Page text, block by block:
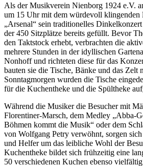
Als der Musikverein Nienborg 1924 e.V.
um 15 Uhr mit dem würdevoll klingenden
„Arsenal“ sein traditionelles
der 450 Sitzplätze bereits gefüllt. Bevor
den Taktstock erhebt, verbrachten die
mehrere Stunden in der idyllischen
Nonhoff und richteten diese für das
bauten sie die Tische, Bänke und das Zelt
Sonntagmorgen wurden die Tische
für die Kuchentheke und die Spültheke
Während die Musiker die Besucher mit
Florentiner-Marsch, dem Medley „Abba-
Böhmen kommt die Musik“ oder dem
von Wolfgang Petry verwöhnt, sorgen
und Helfer um das leibliche Wohl der
Kuchentheke bildet sich frühzeitig eine
50 verschiedenen Kuchen ebenso